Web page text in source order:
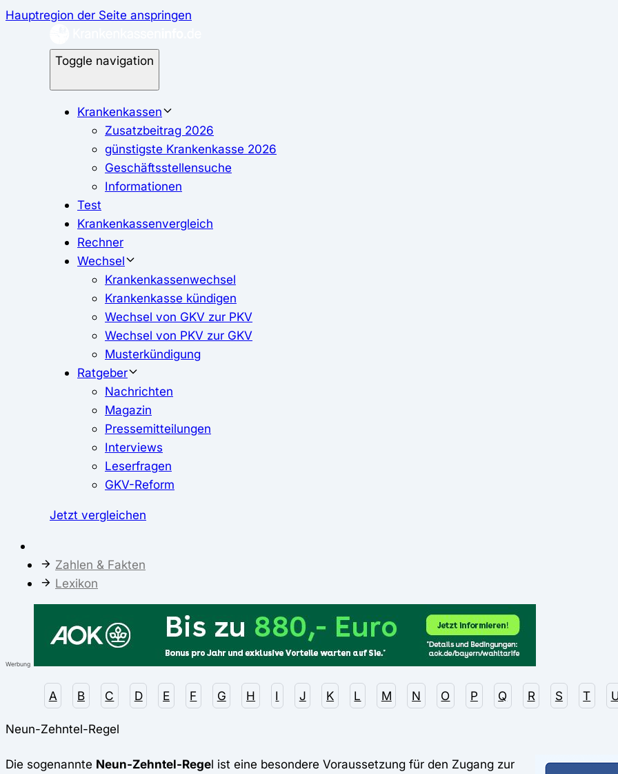
Hauptregion der Seite anspringen
Toggle navigation
Krankenkassen
Zusatzbeitrag 2026
günstigste Krankenkasse 2026
Geschäftsstellensuche
Informationen
Test
Krankenkassenvergleich
Rechner
Wechsel
Krankenkassenwechsel
Krankenkasse kündigen
Wechsel von GKV zur PKV
Wechsel von PKV zur GKV
Musterkündigung
Ratgeber
Nachrichten
Magazin
Pressemitteilungen
Interviews
Leserfragen
GKV-Reform
Jetzt vergleichen
Zahlen & Fakten
Lexikon
Werbung
A B C D E F G H I J K L M N O P Q R S T
Neun-Zehntel-Regel
Die sogenannte Neun-Zehntel-Regel ist eine besondere Voraussetzung für den Zugang zur